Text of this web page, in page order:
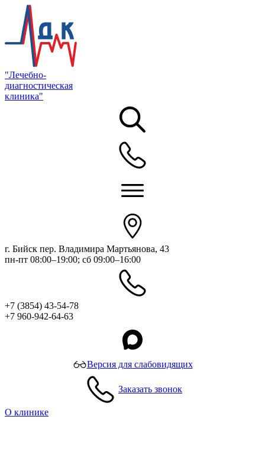
"Лечебно-
диагностическая
клиника"
г. Бийск пер. Владимира Мартьянова, 43
пн-пт 08:00–19:00; сб 09:00–16:00
+7 (3854) 43-54-78
+7 960-942-64-63
Версия для слабовидящих
Заказать звонок
О клинике